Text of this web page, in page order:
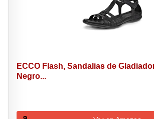
ECCO Flash, Sandalias de
Negro...